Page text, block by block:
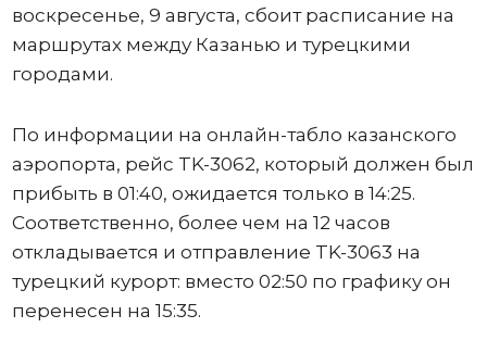
воскресенье, 9 августа, сбоит расписание на
маршрутах между Казанью и турецкими
городами.
По информации на онлайн-табло казанского
аэропорта, рейс TK-3062, который должен был
прибыть в 01:40, ожидается только в 14:25.
Соответственно, более чем на 12 часов
откладывается и отправление TK-3063 на
турецкий курорт: вместо 02:50 по графику он
перенесен на 15:35.